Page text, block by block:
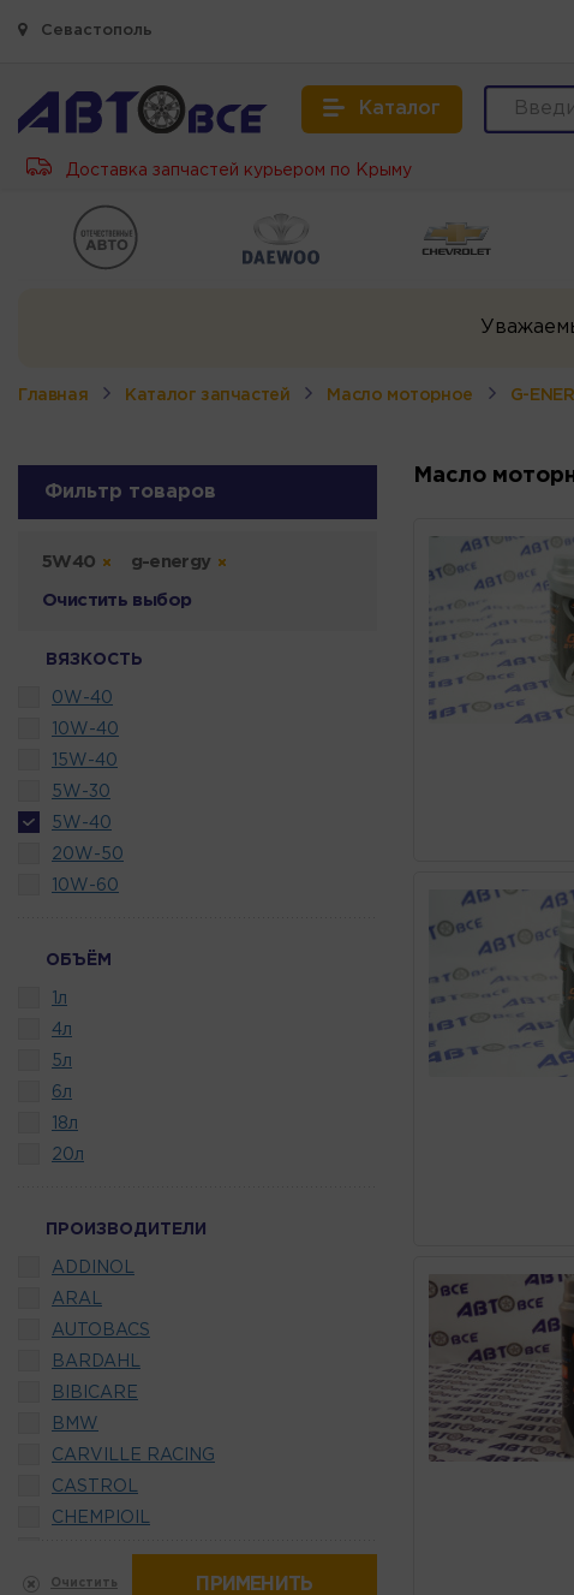
Севастополь
Каталог
Доставка запчастей курьером по Крыму
Главная Каталог запчастей Масло моторное G-
Фильтр товаров
5W40 g-energy
Очистить выбор
ВЯЗКОСТЬ
0W-40
10W-40
15W-40
5W-30
5W-40
20W-50
10W-60
ОБЪЁМ
1л
4л
5л
6л
18л
20л
ПРОИЗВОДИТЕЛИ
ADDINOL
ARAL
AUTOBACS
BARDAHL
BIBICARE
BMW
CARVILLE RACING
CASTROL
CHEMPIOIL
ELF
Очистить ПРИМЕНИТЬ
Масло